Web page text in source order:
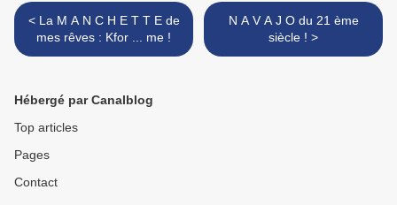
< La M A N C H E T T E de
mes rêves : Kfor ... me !
N A V A J O du 21 ème
siècle ! >
Hébergé par Canalblog
Top articles
Pages
Contact